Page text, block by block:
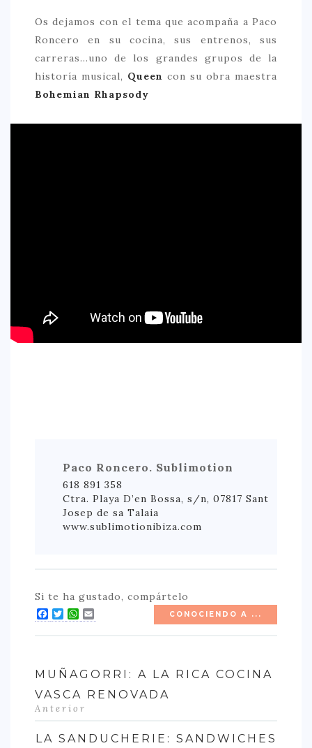
Os dejamos con el tema que acompaña a Paco
Roncero en su cocina, sus entrenos, sus
carreras…uno de los grandes grupos de la
historía musical, Queen con su obra maestra
Bohemian Rhapsody
Paco Roncero. Sublimotion
618 891 358
Ctra. Playa D’en Bossa, s/n, 07817 Sant
Josep de sa Talaia
www.sublimotionibiza.com
Si te ha gustado, compártelo
Facebook
TwitterWhatsApp CONOCIENDO A ...
MUÑAGORRI: A LA RICA COCINA
VASCA RENOVADA
Anterior
LA SANDUCHERIE: SANDWICHES